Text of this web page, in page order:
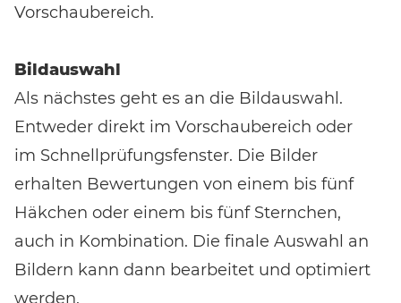
Vorschaubereich.
Bildauswahl
Als nächstes geht es an die Bildauswahl.
Entweder direkt im Vorschaubereich oder
im Schnellprüfungsfenster. Die Bilder
erhalten Bewertungen von einem bis fünf
Häkchen oder einem bis fünf Sternchen,
auch in Kombination. Die finale Auswahl an
Bildern kann dann bearbeitet und optimiert
werden.